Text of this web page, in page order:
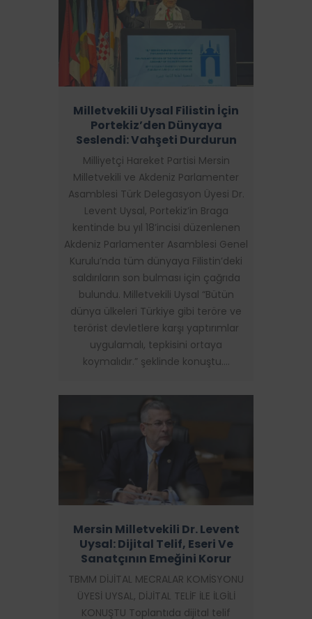
Milletvekili Uysal Filistin İçin
Portekiz’den Dünyaya
Seslendi: Vahşeti Durdurun
Milliyetçi Hareket Partisi Mersin
Milletvekili ve Akdeniz Parlamenter
Asamblesi Türk Delegasyon Üyesi Dr.
Levent Uysal, Portekiz’in Braga
kentinde bu yıl 18’incisi düzenlenen
Akdeniz Parlamenter Asamblesi Genel
Kurulu’nda tüm dünyaya Filistin’deki
saldırıların son bulması için çağrıda
bulundu. Milletvekili Uysal “Bütün
dünya ülkeleri Türkiye gibi teröre ve
terörist devletlere karşı yaptırımlar
uygulamalı, tepkisini ortaya
koymalıdır.” şeklinde konuştu.…
Mersin Milletvekili Dr. Levent
Uysal: Dijital Telif, Eseri Ve
Sanatçının Emeğini Korur
TBMM DİJİTAL MECRALAR KOMİSYONU
ÜYESİ UYSAL, DİJİTAL TELİF İLE İLGİLİ
KONUŞTU Toplantıda dijital telif